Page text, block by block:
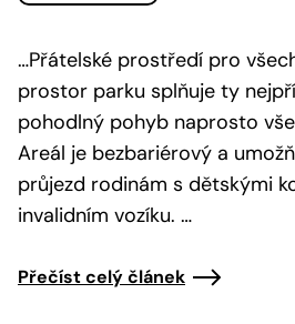
…Přátelské prostředí pro
prostor parku splňuje ty
pohodlný pohyb naprosto
Areál je bezbariérový a
průjezd rodinám s dětskými
invalidním vozíku. …
Přečíst celý článek